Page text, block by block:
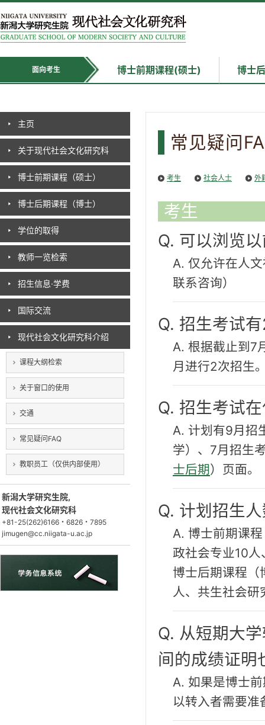
面向考生 博士前期课程(硕士) 博士
主页
关于现代社会文化研究科
博士前期课程（硕士）
博士后期课程（博士）
学位的取得
教师一览检索
招生信息·学费
国际交流
现代社会文化研究科介绍
课程大纲检索
关于窗口的使用
交通
常见疑问FAQ
教职员工（仅供内部使用）
新潟大学研究生院,
现代社会文化研究科
+81-25(262)6166・6826・7895
jimugen@cc.niigata-u.ac.jp
常见疑问
考生 社会人士 外
考生
Q. 可以浏览
A. 仅允许在人
联系咨询）
Q. 招生考试
A. 根据截止到7
月进行2次招生
Q. 招生考试
A. 计划有9月招
学）、7月招生
士后期）页面。
Q. 计划招生
A. 博士前期课
政社会专业10
博士后期课程（
人、共生社会
Q. 从短期大
间的成绩证明
A. 如果是博士
以转入者需要